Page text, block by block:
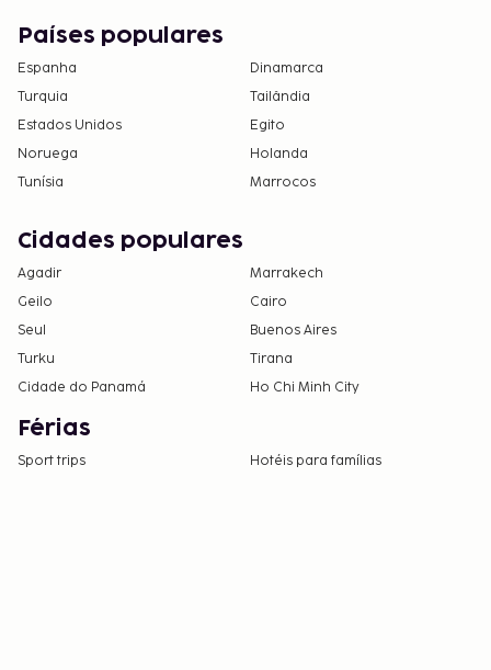
Países populares
Espanha
Dinamarca
Turquia
Tailândia
Estados Unidos
Egito
Noruega
Holanda
Tunísia
Marrocos
Cidades populares
Agadir
Marrakech
Geilo
Cairo
Seul
Buenos Aires
Turku
Tirana
Cidade do Panamá
Ho Chi Minh City
Férias
Sport trips Hotéis para famílias